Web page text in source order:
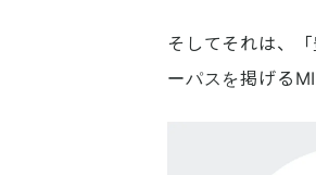
そしてそれは、
ーパスを掲げる